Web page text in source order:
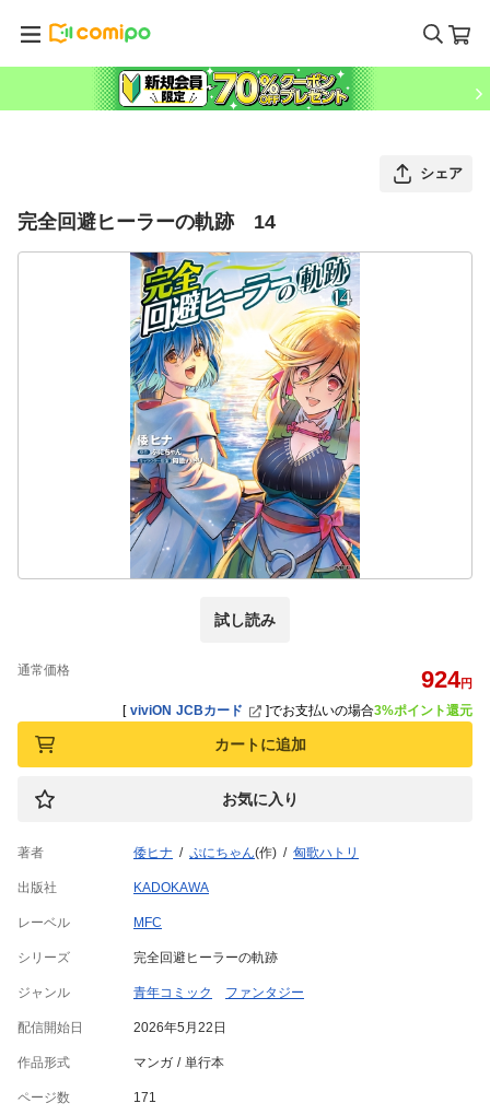
シェア
完全回避ヒーラーの軌跡 14
試し読み
通常価格 924円
[ viviON JCBカード ]でお支払いの場合3%ポイント還元
カートに追加
お気に入り
著者 倭ヒナ ぷにちゃん(作) 匈歌ハトリ
出版社 KADOKAWA
レーベル MFC
シリーズ 完全回避ヒーラーの軌跡
ジャンル 青年コミック ファンタジー
配信開始日 2026年5月22日
作品形式 マンガ 単行本
ページ数 171